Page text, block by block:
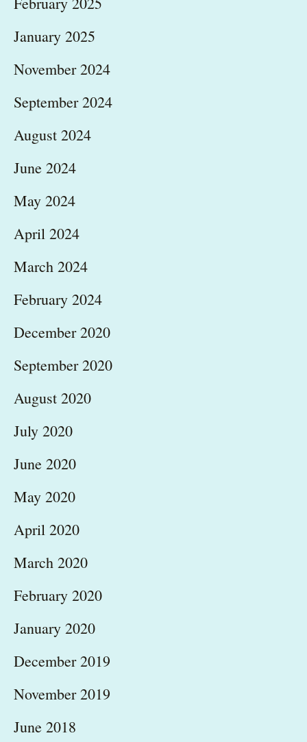
January 2025
November 2024
September 2024
August 2024
June 2024
May 2024
April 2024
March 2024
February 2024
December 2020
September 2020
August 2020
July 2020
June 2020
May 2020
April 2020
March 2020
February 2020
January 2020
December 2019
November 2019
June 2018